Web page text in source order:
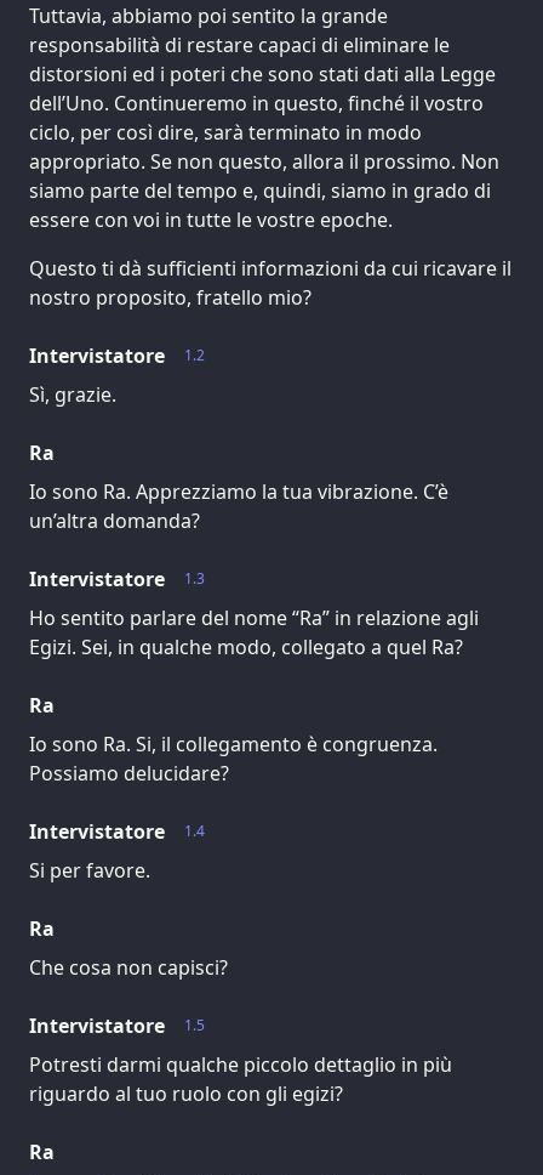
Tuttavia, abbiamo poi sentito la grande
responsabilità di restare capaci di eliminare le
distorsioni ed i poteri che sono stati dati alla Legge
dell’Uno. Continueremo in questo, finché il vostro
ciclo, per così dire, sarà terminato in modo
appropriato. Se non questo, allora il prossimo. Non
siamo parte del tempo e, quindi, siamo in grado di
essere con voi in tutte le vostre epoche.
Questo ti dà sufficienti informazioni da cui ricavare il
nostro proposito, fratello mio?
1.2
Intervistatore
Sì, grazie.
Ra
Io sono Ra. Apprezziamo la tua vibrazione. C’è
un’altra domanda?
1.3
Intervistatore
Ho sentito parlare del nome “Ra” in relazione agli
Egizi. Sei, in qualche modo, collegato a quel Ra?
Ra
Io sono Ra. Si, il collegamento è congruenza.
Possiamo delucidare?
1.4
Intervistatore
Si per favore.
Ra
Che cosa non capisci?
1.5
Intervistatore
Potresti darmi qualche piccolo dettaglio in più
riguardo al tuo ruolo con gli egizi?
Ra